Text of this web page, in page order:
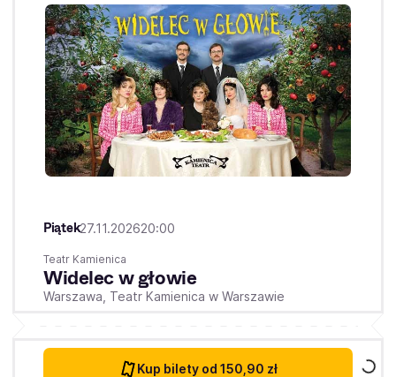
Piątek27.11.202620:00
Teatr Kamienica
Widelec w głowie
Warszawa, Teatr Kamienica w Warszawie
Kup bilety od 150,90 zł